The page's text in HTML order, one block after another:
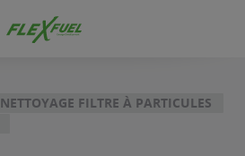
FlexFuel
NETTOYAGE FILTRE À PARTICULES